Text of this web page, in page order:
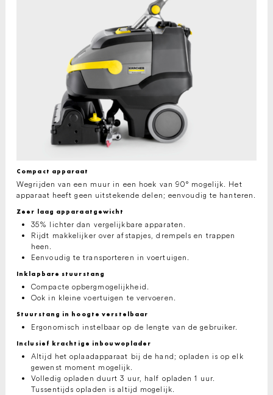
Compact apparaat
Wegrijden van een muur in een hoek van 90° mogelijk. Het
apparaat heeft geen uitstekende delen; eenvoudig te hanteren.
Zeer laag apparaatgewicht
35% lichter dan vergelijkbare apparaten.
Rijdt makkelijker over afstapjes, drempels en trappen
heen.
Eenvoudig te transporteren in voertuigen.
Inklapbare stuurstang
Compacte opbergmogelijkheid.
Ook in kleine voertuigen te vervoeren.
Stuurstang in hoogte verstelbaar
Ergonomisch instelbaar op de lengte van de gebruiker.
Inclusief krachtige inbouwoplader
Altijd het oplaadapparaat bij de hand; opladen is op elk
gewenst moment mogelijk.
Volledig opladen duurt 3 uur, half opladen 1 uur.
Tussentijds opladen is altijd mogelijk.